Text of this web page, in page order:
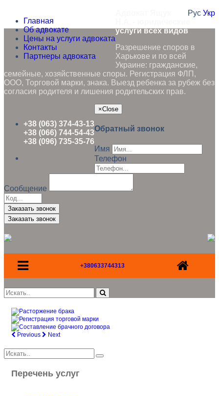
Главная
Об адвокате
Цены на услуги адвоката
Контакты
Партнеры адвоката
Рус Укр
услуги всех видов
Разрешение споров в
Харькове и по всей
Украине: гражданские,
семейные, хозяйственные споры. Регистрация ФЛП,
ООО, Торговой марки, знака. Выезд ребенка за рубеж без
согласия родителя и лишения родительских прав.
+38 (063) 374-43-13
+38 (066) 744-54-43
+38 (096) 735-35-76
×Close
Обратный звонок
Имя
Телефон
Сообщение
Заказать звонок
+380633744313
Previous Next
Перечень услуг